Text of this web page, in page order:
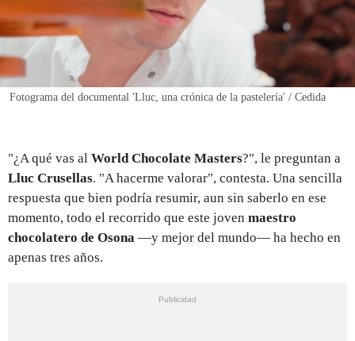
Fotograma del documental 'Lluc, una crónica de la pastelería' / Cedida
"¿A qué vas al World Chocolate Masters?", le preguntan a
Lluc Crusellas. "A hacerme valorar", contesta. Una sencilla
respuesta que bien podría resumir, aun sin saberlo en ese
momento, todo el recorrido que este joven maestro
chocolatero de Osona —y mejor del mundo— ha hecho en
apenas tres años.